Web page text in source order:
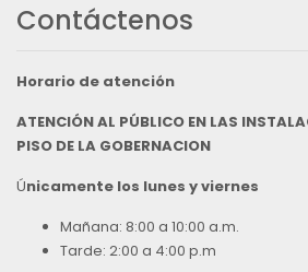
Contáctenos
Horario de atención
ATENCIÓN AL PÚBLICO EN LAS
PISO DE LA GOBERNACION
Únicamente los lunes y viernes
Mañana: 8:00 a 10:00 a.m.
Tarde: 2:00 a 4:00 p.m